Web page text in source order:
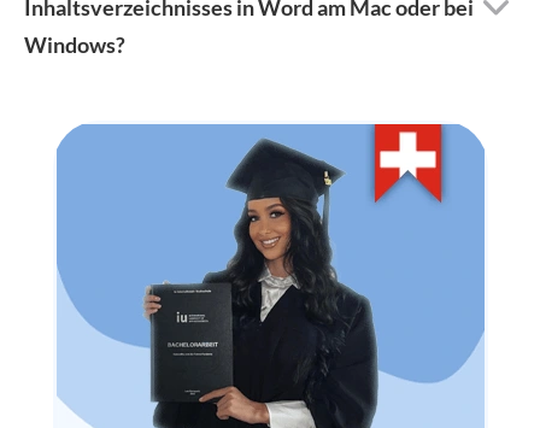
Inhaltsverzeichnisses in Word am Mac oder bei
Windows?